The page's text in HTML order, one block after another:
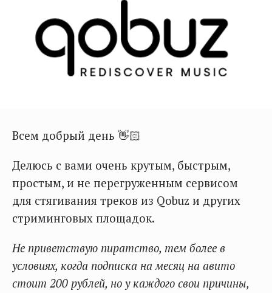
Всем добрый день 👋🏻
Делюсь с вами очень крутым, быстрым,
простым, и не перегруженным сервисом
для стягивания треков из Qobuz и других
стриминговых площадок.
Не приветствую пиратство, тем более в
условиях, когда подписка на месяц на авито
стоит 200 рублей, но у каждого свои причины,